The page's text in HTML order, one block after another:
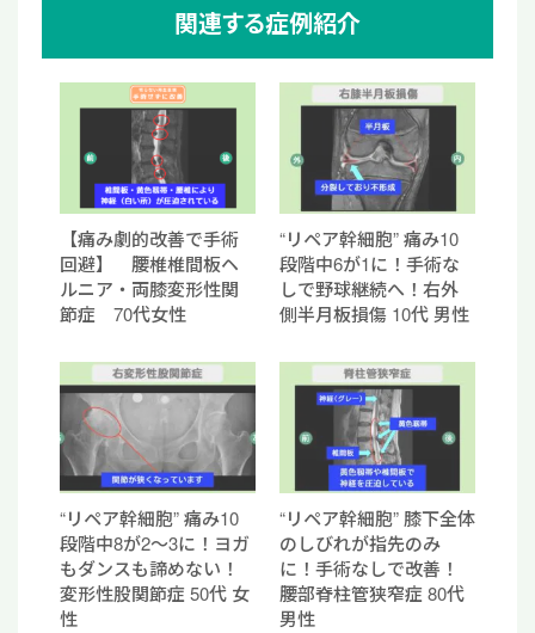
関連する症例紹介
【痛み劇的改善で手術
回避】 腰椎椎間板ヘ
ルニア・両膝変形性関
節症 70代女性
“リペア幹細胞” 痛み10
段階中6が1に！手術な
しで野球継続へ！右外
側半月板損傷 10代 男性
“リペア幹細胞” 痛み10
段階中8が2〜3に！ヨガ
もダンスも諦めない！
変形性股関節症 50代 女
性
“リペア幹細胞” 膝下全体
のしびれが指先のみ
に！手術なしで改善！
腰部脊柱管狭窄症 80代
男性